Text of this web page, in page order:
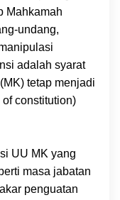
Mahkamah
undang,
adalah syarat
tetap menjadi
constitution)
UU MK yang
masa jabatan
penguatan